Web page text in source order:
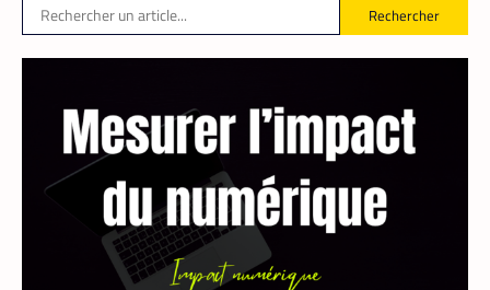
Rechercher
digitalisant les métiers de la livraison et
structurant une chaîne logistique moderne
et inclusive.